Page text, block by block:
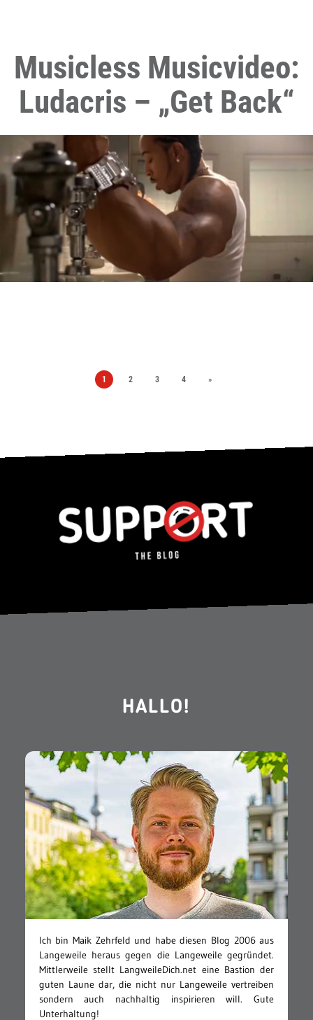
Musicless Musicvideo:
Ludacris – „Get Back“
1 2 3 4 »
HALLO!
Ich bin Maik Zehrfeld und habe diesen Blog 2006 aus
Langeweile heraus gegen die Langeweile gegründet.
Mittlerweile stellt LangweileDich.net eine Bastion der
guten Laune dar, die nicht nur Langeweile vertreiben
sondern auch nachhaltig inspirieren will. Gute
Unterhaltung!